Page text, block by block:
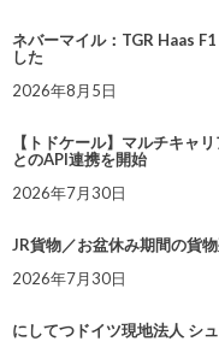
ネバーマイル：TGR Haas
した
2026年8月5日
【トドケール】マルチキャ
とのAPI連携を開始
2026年7月30日
JR貨物／お盆休み期間の貨
2026年7月30日
にしてつドイツ現地法人 シ